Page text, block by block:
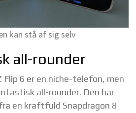
kan stå af sig selv
all-rounder
Flip 6 er en niche-telefon, men
all-rounder. Den har
en kraftfuld Snapdragon 8